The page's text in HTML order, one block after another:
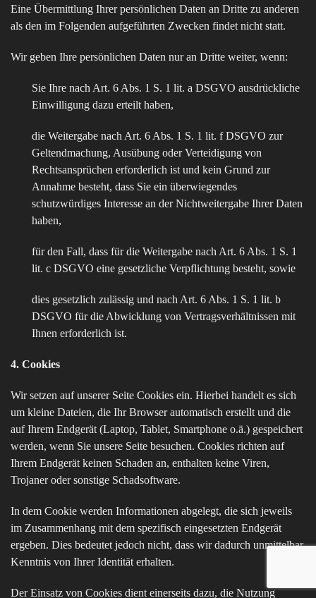
Eine Übermittlung Ihrer persönlichen Daten an Dritte zu anderen
als den im Folgenden aufgeführten Zwecken findet nicht statt.
Wir geben Ihre persönlichen Daten nur an Dritte weiter, wenn:
Sie Ihre nach Art. 6 Abs. 1 S. 1 lit. a DSGVO ausdrückliche
Einwilligung dazu erteilt haben,
die Weitergabe nach Art. 6 Abs. 1 S. 1 lit. f DSGVO zur
Geltendmachung, Ausübung oder Verteidigung von
Rechtsansprüchen erforderlich ist und kein Grund zur
Annahme besteht, dass Sie ein überwiegendes
schutzwürdiges Interesse an der Nichtweitergabe Ihrer Daten
haben,
für den Fall, dass für die Weitergabe nach Art. 6 Abs. 1 S. 1
lit. c DSGVO eine gesetzliche Verpflichtung besteht, sowie
dies gesetzlich zulässig und nach Art. 6 Abs. 1 S. 1 lit. b
DSGVO für die Abwicklung von Vertragsverhältnissen mit
Ihnen erforderlich ist.
4. Cookies
Wir setzen auf unserer Seite Cookies ein. Hierbei handelt es sich
um kleine Dateien, die Ihr Browser automatisch erstellt und die
auf Ihrem Endgerät (Laptop, Tablet, Smartphone o.ä.) gespeichert
werden, wenn Sie unsere Seite besuchen. Cookies richten auf
Ihrem Endgerät keinen Schaden an, enthalten keine Viren,
Trojaner oder sonstige Schadsoftware.
In dem Cookie werden Informationen abgelegt, die sich jeweils
im Zusammenhang mit dem spezifisch eingesetzten Endgerät
ergeben. Dies bedeutet jedoch nicht, dass wir dadurch unmittelbar
Kenntnis von Ihrer Identität erhalten.
Der Einsatz von Cookies dient einerseits dazu, die Nutzung